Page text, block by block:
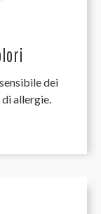
dei
allergie.